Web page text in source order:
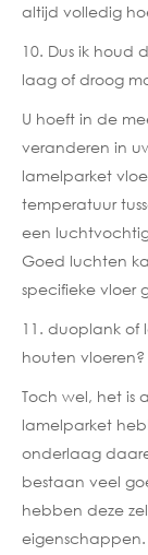
altijd volledig
10. Dus ik houd
laag of droog
U hoeft in de
veranderen in
lamelparket
temperatuur
een
Goed luchten
specifieke vloer
11. duoplank of
houten vloeren?
Toch wel, het is
lamelparket
onderlaag
bestaan veel
hebben deze